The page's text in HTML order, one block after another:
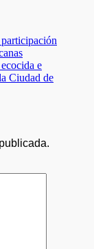
e
Ciudad de